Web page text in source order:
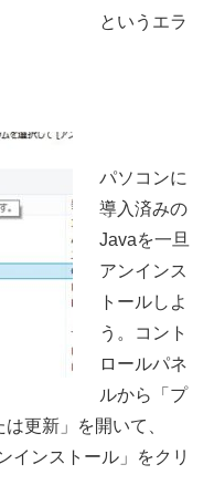
というエラ
パソコンに
導入済みの
Javaを一旦
アンインス
トールしよ
う。コント
ロールパネ
ルから「プ
更新」を開いて、
インストール」をクリ